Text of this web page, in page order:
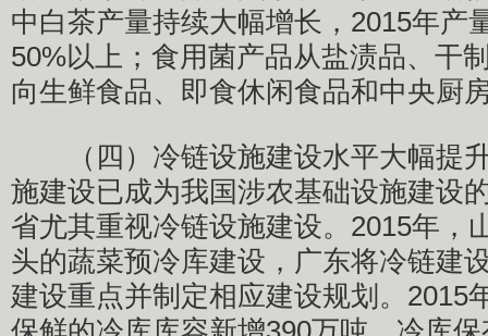
中白茶产量持续大幅增长，2015年产
50%以上；食用菌产品从盐渍品、干
向生鲜食品、即食休闲食品和中央厨
（四）冷链设施建设水平大幅提
施建设已成为我国涉农基础设施建设
省尤其重视冷链设施建设。2015年，
头的蔬菜预冷库建设，广东将冷链建
建设重点并制定相应建设规划。2015